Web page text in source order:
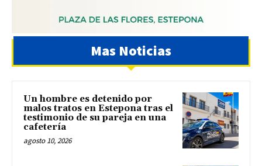
Mas Noticias
Un hombre es detenido por
malos tratos en Estepona tras el
testimonio de su pareja en una
cafetería
agosto 10, 2026